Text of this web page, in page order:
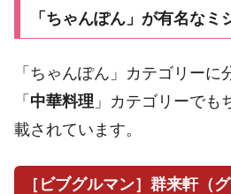
「ちゃんぽん」が有名な
「ちゃんぽん」カテゴリーに
「 中華料理 」カテゴリーでも
載されています。
［ビブグルマン］群来軒（